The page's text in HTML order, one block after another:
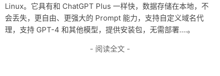
Linux。它具有和 ChatGPT Plus 一样快，数据存储在本地，不
会丢失，更自由、更强大的 Prompt 能力，支持自定义域名代
理，支持 GPT-4 和其他模型，提供安装包，无需部署....。
- 阅读全文 -